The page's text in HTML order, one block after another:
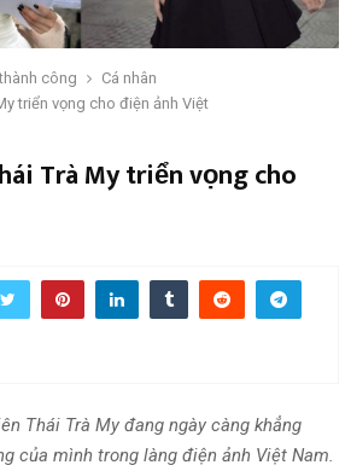
công
Cá nhân
triển vọng cho điện ảnh Việt
Trà My triển vọng cho
Thái Trà My đang ngày càng khẳng
của mình trong làng điện ảnh Việt Nam.